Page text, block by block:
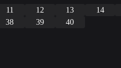
11 12 13 14
38 39 40